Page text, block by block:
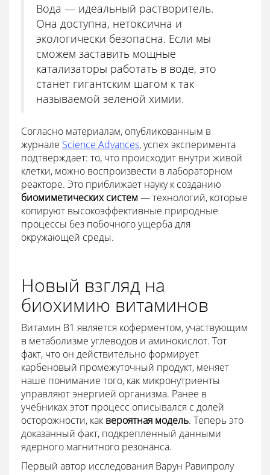
Вода — идеальный растворитель.
Она доступна, нетоксична и
экологически безопасна. Если мы
сможем заставить мощные
катализаторы работать в воде, это
станет гигантским шагом к так
называемой зеленой химии.
Согласно материалам, опубликованным в
журнале Science Advances, успех эксперимента
подтверждает: то, что происходит внутри живой
клетки, можно воспроизвести в лабораторном
реакторе. Это приближает науку к созданию
биомиметических систем — технологий, которые
копируют высокоэффективные природные
процессы без побочного ущерба для
окружающей среды.
Новый взгляд на
биохимию витаминов
Витамин B1 является коферментом, участвующим
в метаболизме углеводов и аминокислот. Тот
факт, что он действительно формирует
карбеновый промежуточный продукт, меняет
наше понимание того, как микронутриенты
управляют энергией организма. Ранее в
учебниках этот процесс описывался с долей
осторожности, как вероятная модель. Теперь это
доказанный факт, подкрепленный данными
ядерного магнитного резонанса.
Первый автор исследования Варун Равипролу